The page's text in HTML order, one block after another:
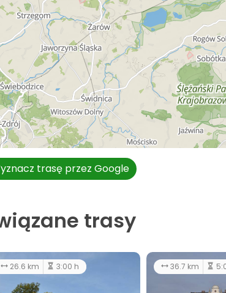
trasę przez Google
trasy
26.6 km 3:00 h 36.7 km